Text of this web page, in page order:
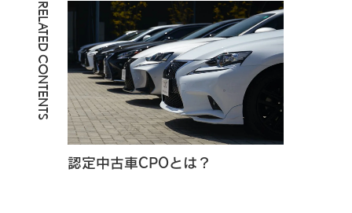
RELATED CONTENTS
認定中古車CPOとは？